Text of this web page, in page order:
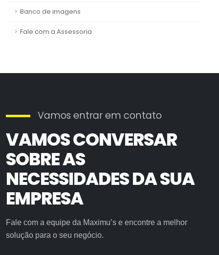
Banco de imagens
Fale com a Assessoria
Vamos entrar em contato
VAMOS CONVERSAR
SOBRE AS
NECESSIDADES DA SUA
EMPRESA
Fale com a equipe da Maximu’s e encontre a melhor
solução para o seu negócio.